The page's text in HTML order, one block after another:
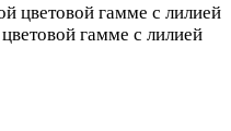
цветовой гамме с лилией
гамме с лилией